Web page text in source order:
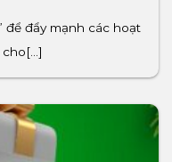
để đẩy mạnh các hoạt